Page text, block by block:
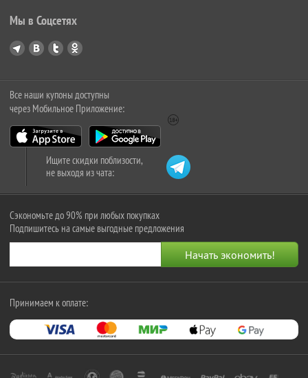
Мы в Соцсетях
Все наши купоны доступны
через Мобильное Приложение:
Ищите скидки поблизости,
не выходя из чата:
Сэкономьте до 90% при любых покупках
Подпишитесь на самые выгодные предложения
Принимаем к оплате: